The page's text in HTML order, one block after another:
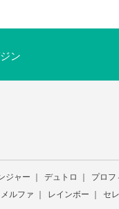
ン
ジャー デュトロ プロフ
メルファ
レインボー セ